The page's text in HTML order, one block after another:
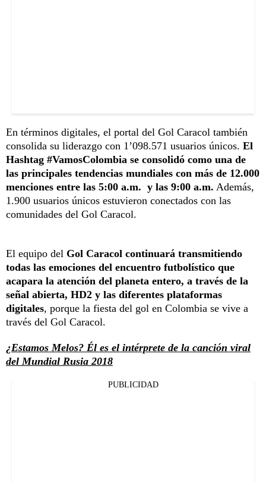
En términos digitales, el portal del Gol Caracol también
consolida su liderazgo con 1’098.571 usuarios únicos. El
Hashtag #VamosColombia se consolidó como una de
las principales tendencias mundiales con más de 12.000
menciones entre las 5:00 a.m. y las 9:00 a.m. Además,
1.900 usuarios únicos estuvieron conectados con las
comunidades del Gol Caracol.
El equipo del Gol Caracol continuará transmitiendo
todas las emociones del encuentro futbolístico que
acapara la atención del planeta entero, a través de la
señal abierta, HD2 y las diferentes plataformas
digitales, porque la fiesta del gol en Colombia se vive a
través del Gol Caracol.
¿Estamos Melos? Él es el intérprete de la canción viral
del Mundial Rusia 2018
PUBLICIDAD